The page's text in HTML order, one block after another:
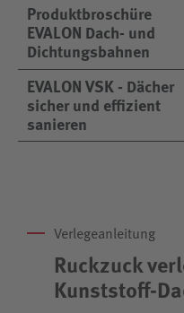
Produktbroschüre
EVALON Dach- und
Dichtungsbahnen
EVALON VSK - Dächer
sicher und effizient
sanieren
Verlegeanleitung
Ruckzuck
Kunststoff-